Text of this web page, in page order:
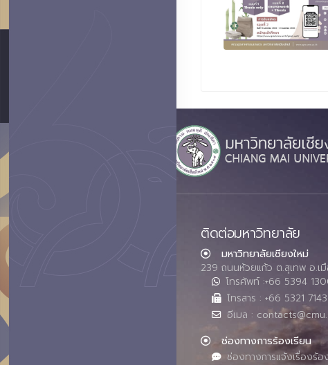
ติดต่อมหาวิทยาลัย
มหาวิทยาลัยเชียงใหม่
239 ถนนห้วยแก้ว ต.สุเทพ อ.เ
โทรศัพท์ :+66 5394
โทรสาร : +66 5321 7143
อีเมล :
ช่องทางการร้องเรียน
ช่องทางการแจ้งเรื่องร้อ